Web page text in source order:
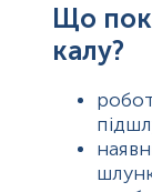
Що
калу?